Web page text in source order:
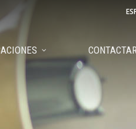
CONTACTAR